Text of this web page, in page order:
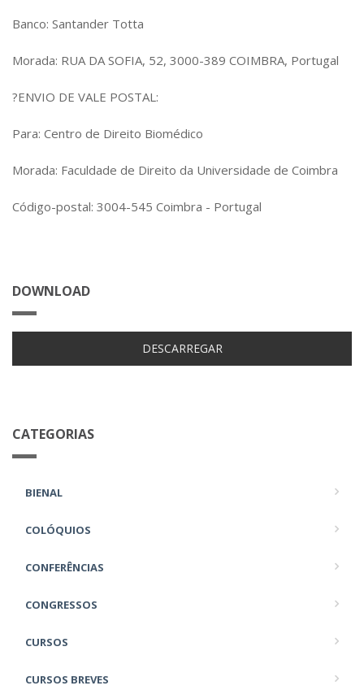
Banco: Santander Totta
Morada: RUA DA SOFIA, 52, 3000-389 COIMBRA, Portugal
?ENVIO DE VALE POSTAL:
Para: Centro de Direito Biomédico
Morada: Faculdade de Direito da Universidade de Coimbra
Código-postal: 3004-545 Coimbra - Portugal
DOWNLOAD
DESCARREGAR
CATEGORIAS
BIENAL
COLÓQUIOS
CONFERÊNCIAS
CONGRESSOS
CURSOS
CURSOS BREVES